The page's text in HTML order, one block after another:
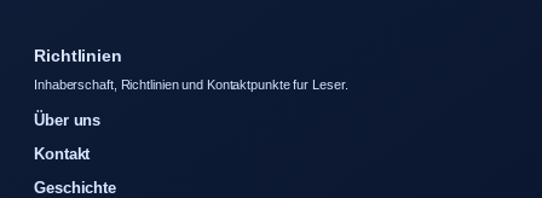
Richtlinien
Inhaberschaft, Richtlinien und Kontaktpunkte fur Leser.
Über uns
Kontakt
Geschichte